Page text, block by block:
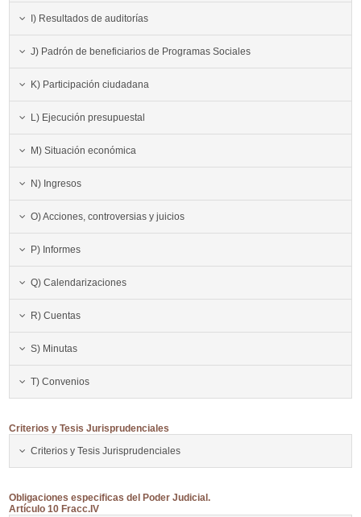
I) Resultados de auditorías
J) Padrón de beneficiarios de Programas Sociales
K) Participación ciudadana
L) Ejecución presupuestal
M) Situación económica
N) Ingresos
O) Acciones, controversias y juicios
P) Informes
Q) Calendarizaciones
R) Cuentas
S) Minutas
T) Convenios
Criterios y Tesis Jurisprudenciales
Criterios y Tesis Jurisprudenciales
Obligaciones especificas del Poder Judicial.
Artículo 10 Fracc.IV